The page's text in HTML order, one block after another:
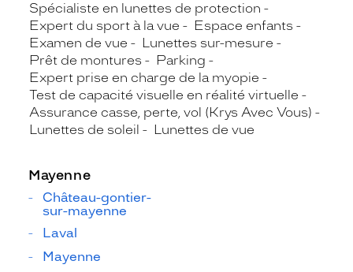
Spécialiste en lunettes de protection
Expert du sport à la vue
Espace enfants
Examen de vue
Lunettes sur-mesure
Prêt de montures
Parking
Expert prise en charge de la myopie
Test de capacité visuelle en réalité virtuelle
Assurance casse, perte, vol (Krys Avec Vous)
Lunettes de soleil
Lunettes de vue
Mayenne
Château-gontier-
sur-mayenne
Laval
Mayenne